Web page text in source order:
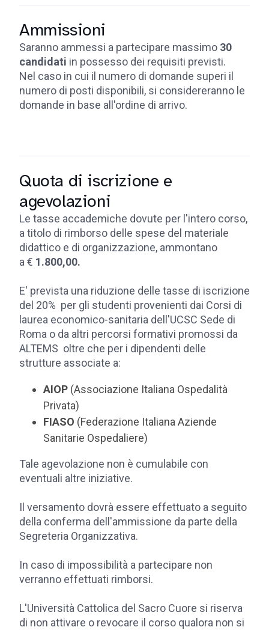
Ammissioni
Saranno ammessi a partecipare massimo 30
candidati in possesso dei requisiti previsti.
Nel caso in cui il numero di domande superi il
numero di posti disponibili, si considereranno le
domande in base all'ordine di arrivo.
Quota di iscrizione e
agevolazioni
Le tasse accademiche dovute per l'intero corso,
a titolo di rimborso delle spese del materiale
didattico e di organizzazione, ammontano
a € 1.800,00.
E' prevista una riduzione delle tasse di iscrizione
del 20% per gli studenti provenienti dai Corsi di
laurea economico-sanitaria dell'UCSC Sede di
Roma o da altri percorsi formativi promossi da
ALTEMS oltre che per i dipendenti delle
strutture associate a:
AIOP (Associazione Italiana Ospedalità
Privata)
FIASO (Federazione Italiana Aziende
Sanitarie Ospedaliere)
Tale agevolazione non è cumulabile con
eventuali altre iniziative.
Il versamento dovrà essere effettuato a seguito
della conferma dell'ammissione da parte della
Segreteria Organizzativa.
In caso di impossibilità a partecipare non
verranno effettuati rimborsi.
L'Università Cattolica del Sacro Cuore si riserva
di non attivare o revocare il corso qualora non si